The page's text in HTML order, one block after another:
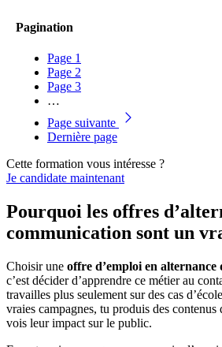
Pagination
Page 1
Page 2
Page 3
…
Page suivante
Dernière page
Cette formation vous intéresse ?
Je candidate maintenant
Pourquoi les offres
communication sont un
Choisir une offre d’emploi en
c’est décider d’apprendre ce métier au
travailles plus seulement sur des cas
vraies campagnes, tu produis des
vois leur impact sur le public.